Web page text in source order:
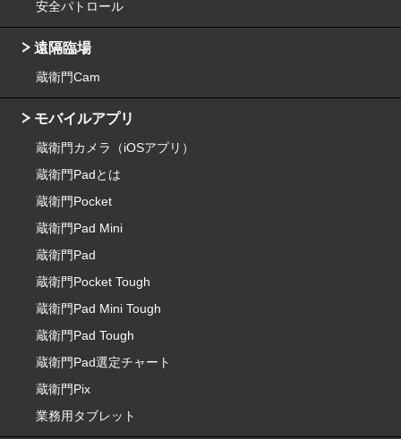
安全パトロール
遠隔臨場
蔵衛門Cam
モバイルアプリ
蔵衛門カメラ（iOSアプリ）
蔵衛門Padとは
蔵衛門Pocket
蔵衛門Pad Mini
蔵衛門Pad
蔵衛門Pocket Tough
蔵衛門Pad Mini Tough
蔵衛門Pad Tough
蔵衛門Pad選定チャート
蔵衛門Pix
業務用タブレット